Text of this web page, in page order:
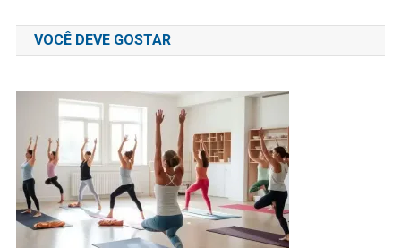
de
Post
VOCÊ DEVE GOSTAR